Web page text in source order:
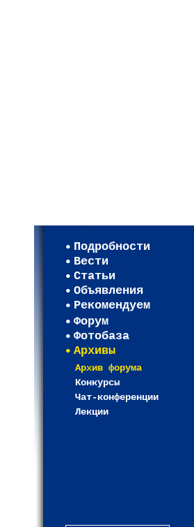
Подробности
Вести
Статьи
Объявления
Рекомендуем
Форум
Фотобаза
Архивы
Архив форума
Конкурсы
Чат-конференции
Лекции